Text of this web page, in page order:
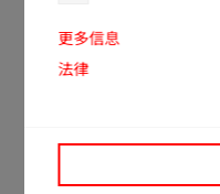
更多信息
法律
全面的应用技术